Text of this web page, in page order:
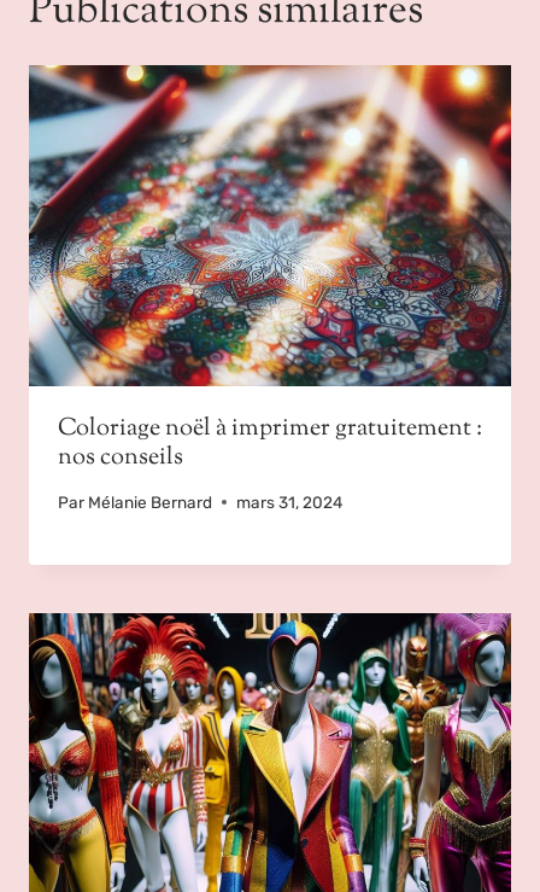
Coloriage noël à imprimer gratuitement :
nos conseils
Par Mélanie Bernard mars 31, 2024